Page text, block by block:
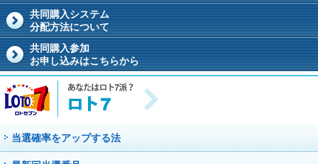
共同購入システム
分配方法について
共同購入参加
お申し込みはこちらから
当選確率をアップする法